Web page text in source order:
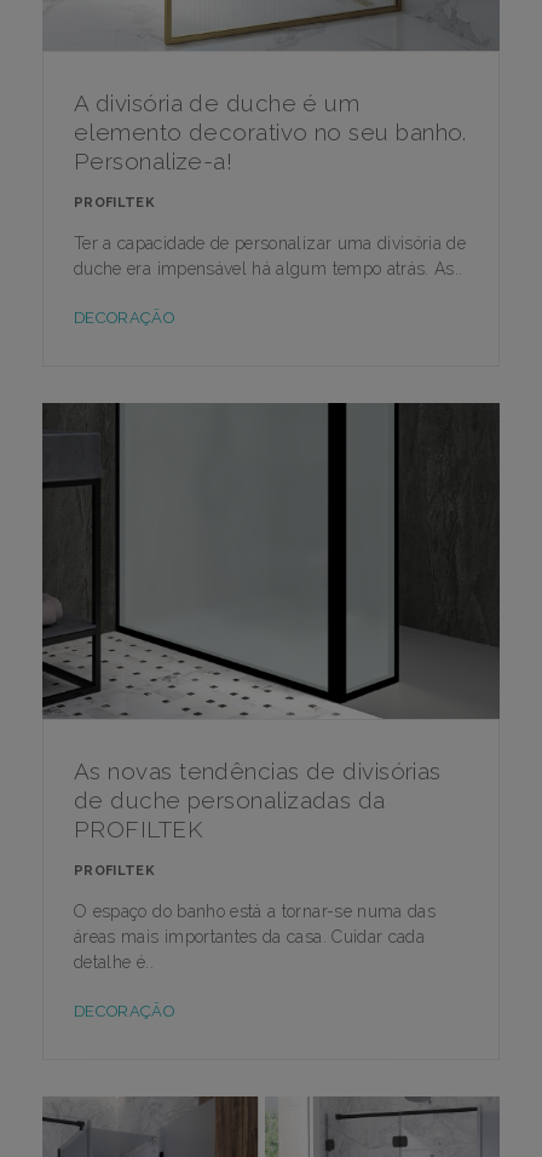
A divisória de duche é um
elemento decorativo no seu banho.
Personalize-a!
PROFILTEK
Ter a capacidade de personalizar uma divisória de
duche era impensável há algum tempo atrás. As..
DECORAÇÃO
As novas tendências de divisórias
de duche personalizadas da
PROFILTEK
PROFILTEK
O espaço do banho está a tornar-se numa das
áreas mais importantes da casa. Cuidar cada
detalhe é..
DECORAÇÃO